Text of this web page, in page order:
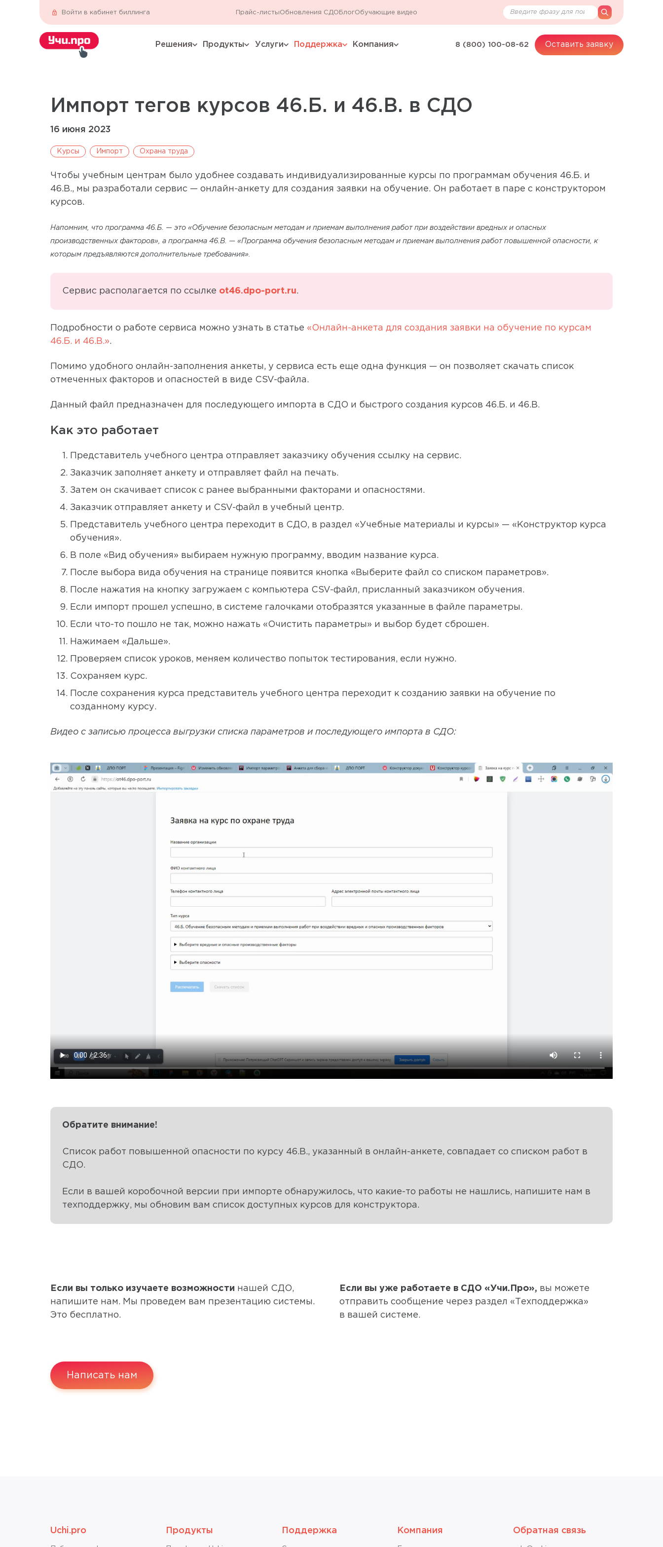
Войти в кабинет биллинга Прайс-листыОбновления СДО БлогОбучающие видео
Поиск по сайту
search
Решенияexpand_more Продуктыexpand_more Услугиexpand_more Поддержкаexpand_more Компанияexpand_more 8 (800) 100-08-62 Оставить заявку
Импорт тегов курсов 46.Б. и 46.В. в СДО
16 июня 2023
Курсы Импорт Охрана труда
Чтобы учебным центрам было удобнее создавать индивидуализированные курсы по программам обучения 46.Б. и
46.В., мы разработали сервис — онлайн-анкету для создания заявки на обучение. Он работает в паре с конструктором
курсов.
Напомним, что программа 46.Б. — это «Обучение безопасным методам и приемам выполнения работ при воздействии вредных и опасных
производственных факторов», а программа 46.В. — «Программа обучения безопасным методам и приемам выполнения работ повышенной опасности, к
которым предъявляются дополнительные требования».
Сервис располагается по ссылке ot46.dpo-port.ru.
Подробности о работе сервиса можно узнать в статье «Онлайн-анкета для создания заявки на обучение по курсам
46.Б. и 46.В.».
Помимо удобного онлайн-заполнения анкеты, у сервиса есть еще одна функция — он позволяет скачать список
отмеченных факторов и опасностей в виде CSV-файла.
Данный файл предназначен для последующего импорта в СДО и быстрого создания курсов 46.Б. и 46.В.
Как это работает
Представитель учебного центра отправляет заказчику обучения ссылку на сервис.
Заказчик заполняет анкету и отправляет файл на печать.
Затем он скачивает список с ранее выбранными факторами и опасностями.
Заказчик отправляет анкету и CSV-файл в учебный центр.
Представитель учебного центра переходит в СДО, в раздел «Учебные материалы и курсы» — «Конструктор курса
обучения».
В поле «Вид обучения» выбираем нужную программу, вводим название курса.
После выбора вида обучения на странице появится кнопка «Выберите файл со списком параметров».
После нажатия на кнопку загружаем с компьютера CSV-файл, присланный заказчиком обучения.
Если импорт прошел успешно, в системе галочками отобразятся указанные в файле параметры.
Если что-то пошло не так, можно нажать «Очистить параметры» и выбор будет сброшен.
Нажимаем «Дальше».
Проверяем список уроков, меняем количество попыток тестирования, если нужно.
Сохраняем курс.
После сохранения курса представитель учебного центра переходит к созданию заявки на обучение по
созданному курсу.
Видео с записью процесса выгрузки списка параметров и последующего импорта в СДО:
Обратите внимание!
Список работ повышенной опасности по курсу 46.В., указанный в онлайн-анкете, совпадает со списком работ в
СДО.
Если в вашей коробочной версии при импорте обнаружилось, что какие-то работы не нашлись, напишите нам в
техподдержку, мы обновим вам список доступных курсов для конструктора.
Если вы только изучаете возможности нашей СДО,
напишите нам. Мы проведем вам презентацию системы.
Это бесплатно.
Если вы уже работаете в СДО «Учи.Про», вы можете
отправить сообщение через раздел «Техподдержка»
в вашей системе.
Написать нам
Uchi.pro Продукты Поддержка Компания Обратная связь